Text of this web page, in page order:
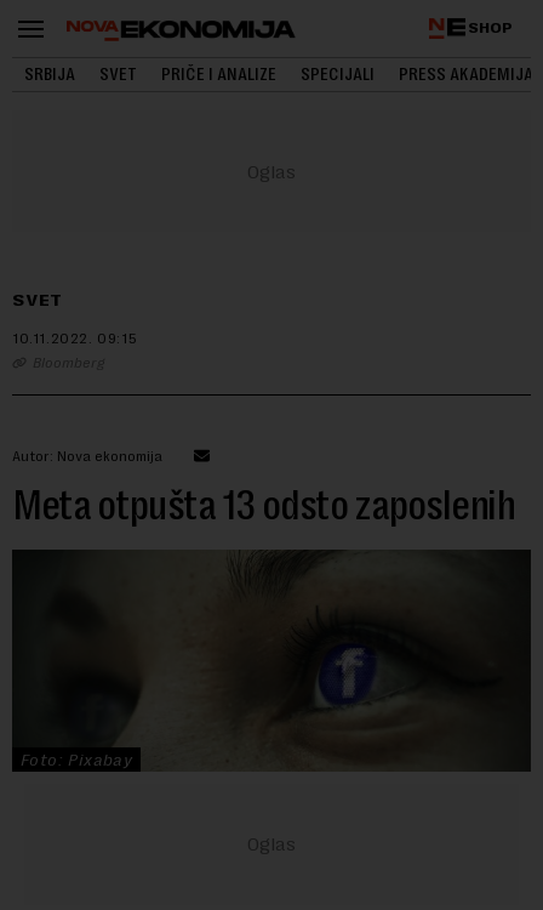
SHOP
SRBIJA SVET PRIČE I ANALIZE SPECIJALI PRESS AKADEMIJA
SVET
10.11.2022. 09:15
Bloomberg
Autor: Nova ekonomija
Meta otpušta 13 odsto zaposlenih
Foto: Pixabay